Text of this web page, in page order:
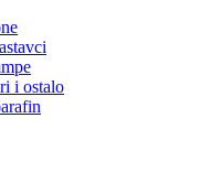
i ostalo